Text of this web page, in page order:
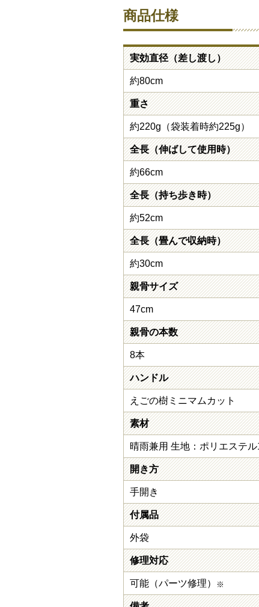
商品仕様
実効直径（差し渡し）
約80cm
重さ
約220g（袋装着時約225g）
全長（伸ばして使用時）
約66cm
全長（持ち歩き時）
約52cm
全長（畳んで収納時）
約30cm
親骨サイズ
47cm
親骨の本数
8本
ハンドル
えごの樹ミニマムカット
素材
晴雨兼用 生地：ポリエステ
開き方
手開き
付属品
外袋
修理対応
可能（パーツ修理） ※